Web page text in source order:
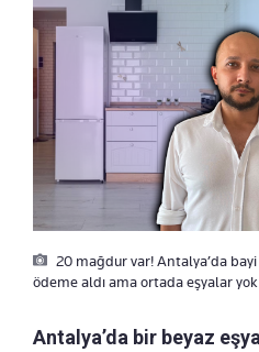
20 mağdur var! Antalya’da
ödeme aldı ama ortada eşyalar yok
Antalya’da bir beyaz